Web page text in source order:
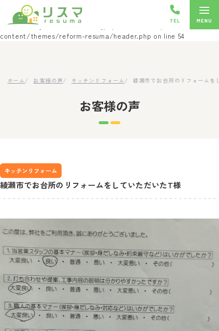
Warning: Undefined array key "HTTP_ACCEPT_LANGUAGE" in
/home/toeijs/reform-resuma.jp/public_html/wp-
content/themes/reform-resuma/header.php on line 54
TEL
ホーム お客様の声 キッチンリフォーム 綾瀬市でお台所のリフォームを
お客様の声
キッチンリフォーム
綾瀬市でお台所のリフォームをしていただいたT様